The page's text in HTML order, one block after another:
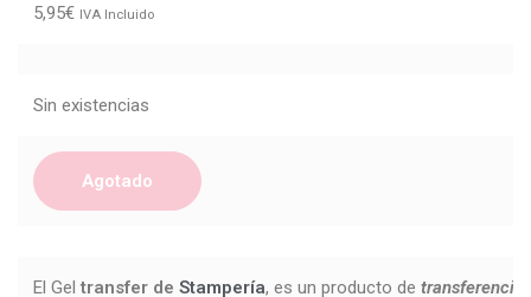
5,95€ IVA Incluido
Sin existencias
Agotado
El Geltransfer deStampería, es un producto detransferencia